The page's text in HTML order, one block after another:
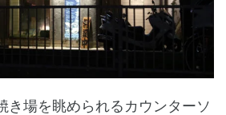
き場を眺められるカウンターソ